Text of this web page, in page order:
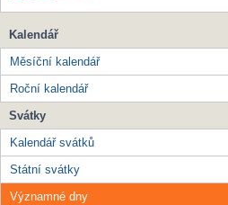
Kalendář
Měsíční kalendář
Roční kalendář
Svátky
Kalendář svátků
Státní svátky
Významné dny